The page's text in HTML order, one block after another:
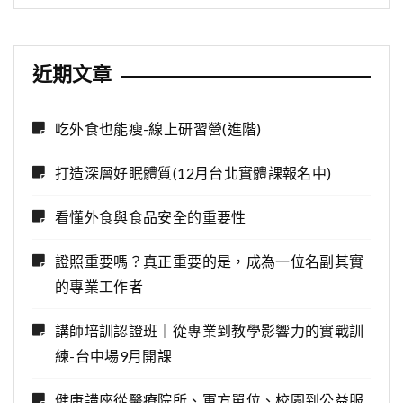
近期文章
吃外食也能瘦-線上研習營(進階)
打造深層好眠體質(12月台北實體課報名中)
看懂外食與食品安全的重要性
證照重要嗎？真正重要的是，成為一位名副其實
的專業工作者
講師培訓認證班｜從專業到教學影響力的實戰訓
練-台中場9月開課